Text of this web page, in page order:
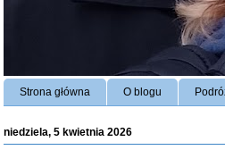
Strona główna O blogu
niedziela, 5 kwietnia 2026